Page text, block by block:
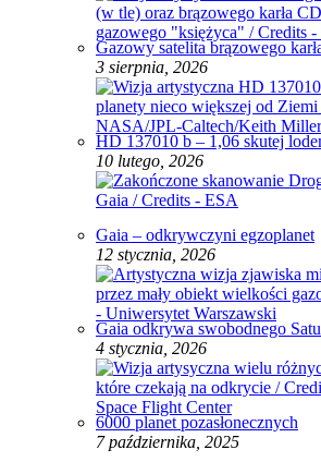
Gazowy satelita brązowego
3 sierpnia, 2026
HD 137010 b – 1,06 skutej
10 lutego, 2026
Gaia – odkrywczyni egzoplanet
12 stycznia, 2026
Gaia odkrywa swobodnego
4 stycznia, 2026
6000 planet pozasłonecznych
7 października, 2025